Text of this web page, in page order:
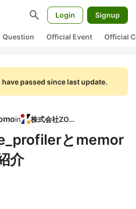
search Login Signup
Question Official Event Official
passed since last update.
in 株式会社ZOZO
とmemor
介